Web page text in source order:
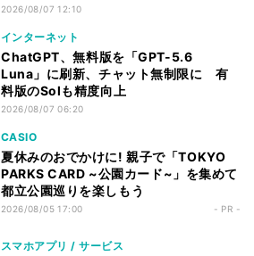
2026/08/07 12:10
インターネット
ChatGPT、無料版を「GPT-5.6
Luna」に刷新、チャット無制限に 有
料版のSolも精度向上
2026/08/07 06:20
CASIO
夏休みのおでかけに! 親子で「TOKYO
PARKS CARD ~公園カード~」を集めて
都立公園巡りを楽しもう
2026/08/05 17:00 - PR -
スマホアプリ / サービス